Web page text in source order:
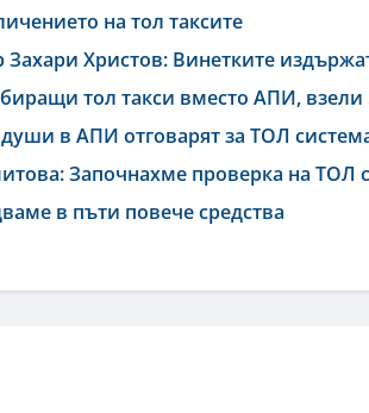
на тол таксите
Христов: Винетките
тол такси вместо АПИ,
в АПИ отговарят за ТОЛ
Започнахме проверка на ТОЛ
в пъти повече средства